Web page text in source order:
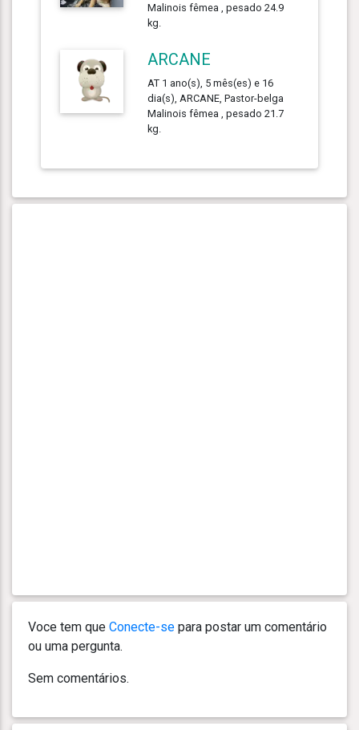
Malinois fêmea , pesado 24.9
kg.
ARCANE
AT 1 ano(s), 5 mês(es) e 16
dia(s), ARCANE, Pastor-belga
Malinois fêmea , pesado 21.7
kg.
Voce tem que Conecte-se para postar um comentário
ou uma pergunta.
Sem comentários.